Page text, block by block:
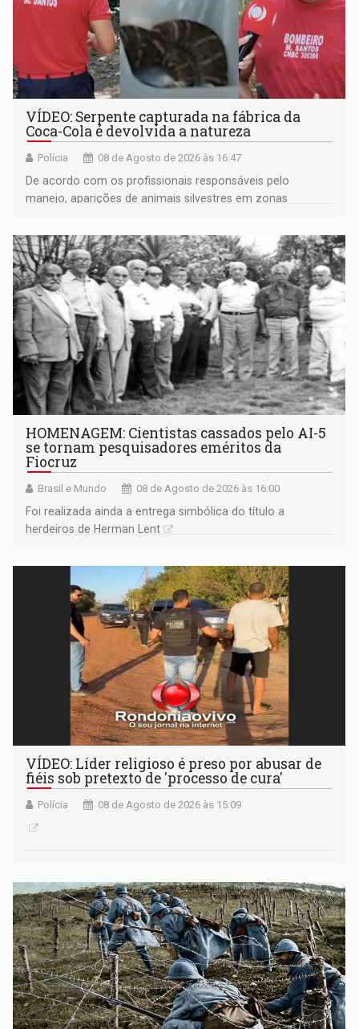
VÍDEO: Serpente capturada na fábrica da
Coca-Cola é devolvida a natureza
Polícia 08 de Agosto de 2026 às 16:47
De acordo com os profissionais responsáveis pelo
manejo, aparições de animais silvestres em zonas
HOMENAGEM: Cientistas cassados pelo AI-5
se tornam pesquisadores eméritos da
Fiocruz
Brasil e Mundo 08 de Agosto de 2026 às 16:00
Foi realizada ainda a entrega simbólica do título a
herdeiros de Herman Lent
VÍDEO: Líder religioso é preso por abusar de
fiéis sob pretexto de 'processo de cura'
Polícia 08 de Agosto de 2026 às 15:09